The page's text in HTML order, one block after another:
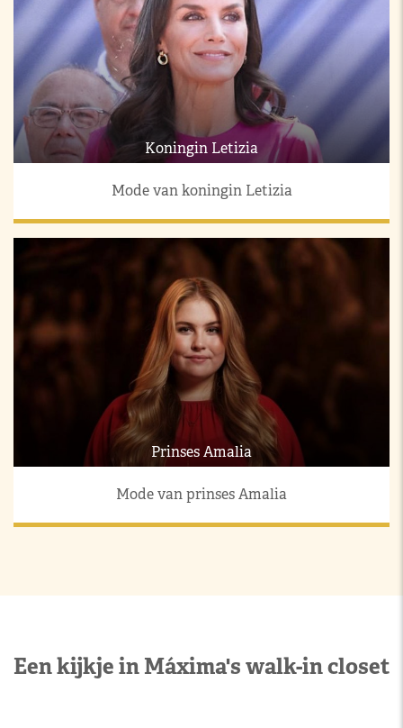
Koningin Letizia
Mode van koningin Letizia
Prinses Amalia
Mode van prinses Amalia
Een kijkje in Máxima's walk-in closet